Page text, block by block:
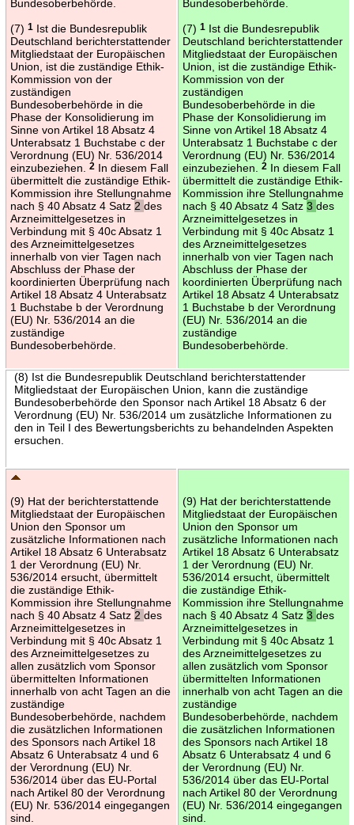
Bundesoberbehörde.
(7) 1Ist die Bundesrepublik
Deutschland berichterstattender
Mitgliedstaat der Europäischen
Union, ist die zuständige Ethik-
Kommission von der
zuständigen
Bundesoberbehörde in die
Phase der Konsolidierung im
Sinne von Artikel 18 Absatz 4
Unterabsatz 1 Buchstabe c der
Verordnung (EU) Nr. 536/2014
einzubeziehen.
2In diesem Fall
übermittelt die zuständige Ethik-
Kommission ihre Stellungnahme
nach § 40 Absatz 4 Satz 2 des
Arzneimittelgesetzes in
Verbindung mit § 40c Absatz 1
des Arzneimittelgesetzes
innerhalb von vier Tagen nach
Abschluss der Phase der
koordinierten Überprüfung nach
Artikel 18 Absatz 4 Unterabsatz
1 Buchstabe b der Verordnung
(EU) Nr. 536/2014 an die
zuständige
Bundesoberbehörde.
Bundesoberbehörde.
(7) 1Ist die Bundesrepublik
Deutschland berichterstattender
Mitgliedstaat der Europäischen
Union, ist die zuständige Ethik-
Kommission von der
zuständigen
Bundesoberbehörde in die
Phase der Konsolidierung im
Sinne von Artikel 18 Absatz 4
Unterabsatz 1 Buchstabe c der
Verordnung (EU) Nr. 536/2014
einzubeziehen.
2In diesem Fall
übermittelt die zuständige Ethik-
Kommission ihre Stellungnahme
nach § 40 Absatz 4 Satz 3 des
Arzneimittelgesetzes in
Verbindung mit § 40c Absatz 1
des Arzneimittelgesetzes
innerhalb von vier Tagen nach
Abschluss der Phase der
koordinierten Überprüfung nach
Artikel 18 Absatz 4 Unterabsatz
1 Buchstabe b der Verordnung
(EU) Nr. 536/2014 an die
zuständige
Bundesoberbehörde.
(8) Ist die Bundesrepublik Deutschland berichterstattender
Mitgliedstaat der Europäischen Union, kann die zuständige
Bundesoberbehörde den Sponsor nach Artikel 18 Absatz 6 der
Verordnung (EU) Nr. 536/2014 um zusätzliche Informationen zu
den in Teil I des Bewertungsberichts zu behandelnden Aspekten
ersuchen.
(9) Hat der berichterstattende
Mitgliedstaat der Europäischen
Union den Sponsor um
zusätzliche Informationen nach
Artikel 18 Absatz 6 Unterabsatz
1 der Verordnung (EU) Nr.
536/2014 ersucht, übermittelt
die zuständige Ethik-
Kommission ihre Stellungnahme
nach § 40 Absatz 4 Satz 2 des
Arzneimittelgesetzes in
Verbindung mit § 40c Absatz 1
des Arzneimittelgesetzes zu
allen zusätzlich vom Sponsor
übermittelten Informationen
innerhalb von acht Tagen an die
zuständige
Bundesoberbehörde, nachdem
die zusätzlichen Informationen
des Sponsors nach Artikel 18
Absatz 6 Unterabsatz 4 und 6
der Verordnung (EU) Nr.
536/2014 über das EU-Portal
nach Artikel 80 der Verordnung
(EU) Nr. 536/2014 eingegangen
sind.
(9) Hat der berichterstattende
Mitgliedstaat der Europäischen
Union den Sponsor um
zusätzliche Informationen nach
Artikel 18 Absatz 6 Unterabsatz
1 der Verordnung (EU) Nr.
536/2014 ersucht, übermittelt
die zuständige Ethik-
Kommission ihre Stellungnahme
nach § 40 Absatz 4 Satz 3 des
Arzneimittelgesetzes in
Verbindung mit § 40c Absatz 1
des Arzneimittelgesetzes zu
allen zusätzlich vom Sponsor
übermittelten Informationen
innerhalb von acht Tagen an die
zuständige
Bundesoberbehörde, nachdem
die zusätzlichen Informationen
des Sponsors nach Artikel 18
Absatz 6 Unterabsatz 4 und 6
der Verordnung (EU) Nr.
536/2014 über das EU-Portal
nach Artikel 80 der Verordnung
(EU) Nr. 536/2014 eingegangen
sind.